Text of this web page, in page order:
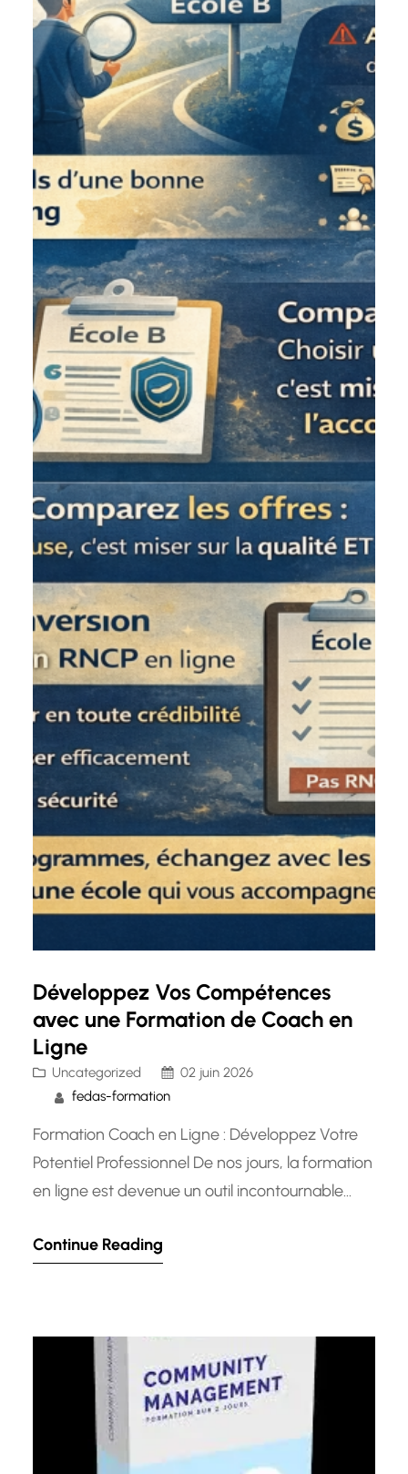
Développez Vos Compétences
avec une Formation de Coach en
Ligne
Uncategorized
02 juin 2026
fedas-formation
Formation Coach en Ligne : Développez Votre
Potentiel Professionnel De nos jours, la formation
en ligne est devenue un outil incontournable
nombreuses options disponibles, la formation
nécessaires pour guider et soutenir les individus
dans leur parcours…
Continue Reading